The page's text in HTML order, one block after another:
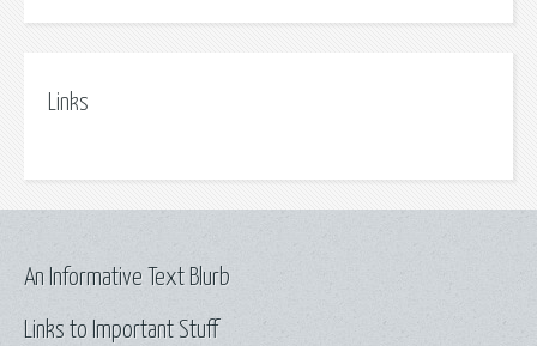
Links
Links to Important Stuff
An Informative Text Blurb